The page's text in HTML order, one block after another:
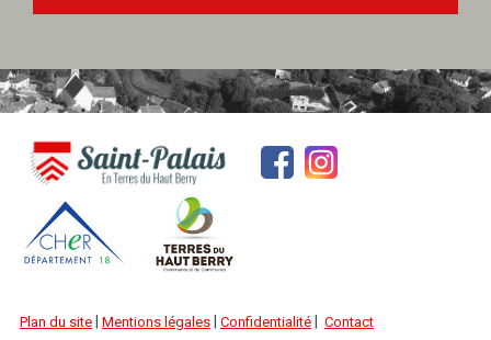
Plan du site Mentions légales Confidentialité Contact